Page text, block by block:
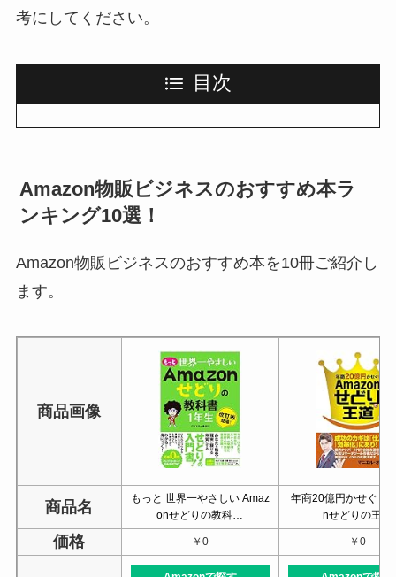
考にしてください。
目次
Amazon物販ビジネスのおすすめ本ラ
ンキング10選！
Amazon物販ビジネスのおすすめ本を10冊ご紹介し
ます。
商品画像
商品名
もっと 世界一やさしい Amaz
onせどりの教科…
年商20億円かせぐ！
nせどりの王道
価格 ￥0 ￥0